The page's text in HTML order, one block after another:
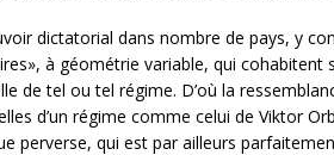
dictatorial dans nombre de pays, y
à géométrie variable, qui
de tel ou tel régime. D’où la
d’un régime comme celui de Viktor
perverse, qui est par ailleurs